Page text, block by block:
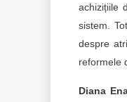
achizițiile
sistem.
despre
reformele
Diana